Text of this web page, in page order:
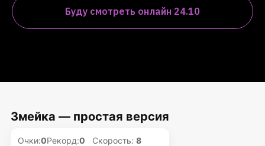
Буду смотреть онлайн 24.10
Змейка — простая версия
Очки:0Рекорд:0 Скорость: 8